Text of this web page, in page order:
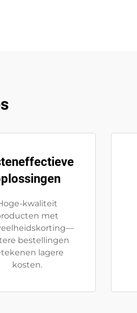
kwaliteit
met
bestellingen
lagere
kosten.